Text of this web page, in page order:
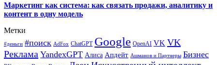
Маркетинг как система: как связать продажи, аналитику и
контент в одну модель
Метки
#деньги #поиск AdFox ChatGPT Google OpenAI VK VK
Реклама YandexGPT Алиса Апдейт Ашманов и Партнеры Бизнес